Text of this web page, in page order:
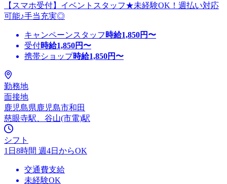
【スマホ受付】イベントスタッフ★未経験OK！週払い対応
可能♪手当充実◎
キャンペーンスタッフ 時給1,850円〜
受付時給1,850円〜
携帯ショップ時給1,850円〜
勤務地
面接地
鹿児島県鹿児島市和田
慈眼寺駅、谷山(市電)駅
シフト
1日8時間 週4日からOK
交通費支給
未経験OK